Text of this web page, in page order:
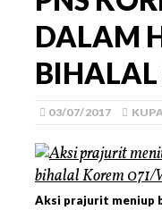
DALAM
03/07/2017
Aksi prajurit meniup